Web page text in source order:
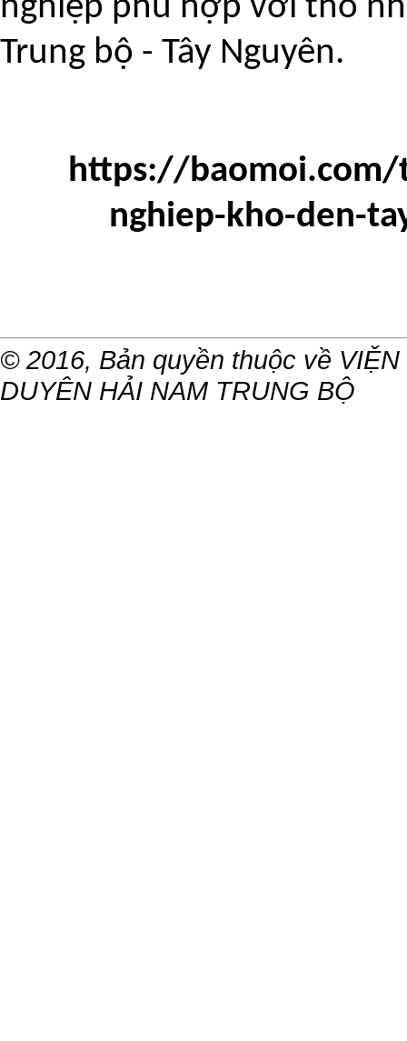
nghiệp phù hợp với thổ
Trung bộ - Tây Nguyên.
https://baomoi.com/
nghiep-kho-den-
© 2016, Bản quyền thuộc về
DUYÊN HẢI NAM TRUNG BỘ